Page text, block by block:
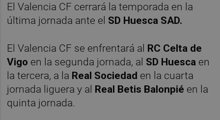
El Valencia CF cerrará la temporada en la
última jornada ante el SD Huesca SAD.
El Valencia CF se enfrentará al RC Celta de
Vigo en la segunda jornada, al SD Huesca en
la tercera, a la Real Sociedad en la cuarta
jornada liguera y al Real Betis Balonpié en la
quinta jornada.